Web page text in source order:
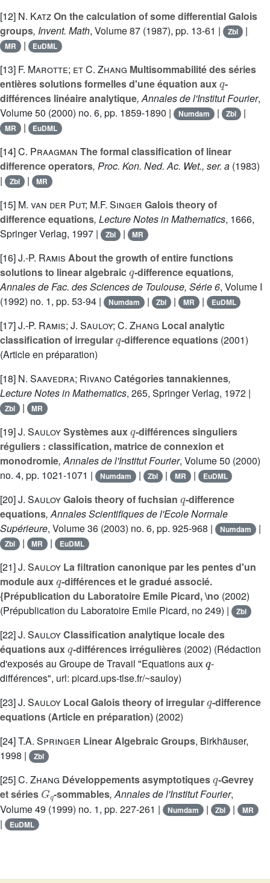
[12] N. KatzOn the calculation of some differential Galois
groups, Invent. Math, Volume 87 (1987), pp. 13-61 | Zbl |
MR | EuDML
[13] F. Marotte; et C. Zhang Multisommabilité des séries
entières solutions formelles d'une équation aux
q
-
différences linéaire analytique, Annales de l'Institut Fourier,
Volume 50 (2000) no. 6, pp. 1859-1890 | Numdam | Zbl |
MR | EuDML
[14]C. Praagman The formal classification of linear
difference operators, Proc. Kon. Ned. Ac. Wet., ser. a (1983)
|
Zbl | MR
[15] M. van der Put; M.F. Singer Galois theory of
difference equations, Lecture Notes in Mathematics, 1666,
Springer Verlag, 1997 |
Zbl | MR
[16]J.-P. Ramis About the growth of entire functions
solutions to linear algebraic
q
-difference equations,
Annales de Fac. des Sciences de Toulouse, Série 6, Volume I
(1992) no. 1, pp. 53-94 |
Numdam | Zbl | MR | EuDML
[17]J.-P. Ramis; J. Sauloy; C. Zhang Local analytic
classification of irregular
q
-difference equations(2001)
(Article en préparation)
[18] N. Saavedra; RivanoCatégories tannakiennes,
Lecture Notes in Mathematics, 265, Springer Verlag, 1972 |
Zbl | MR
[19]J. SauloySystèmes aux -différences singuliers
réguliers : classification, matrice de connexion et
monodromie, Annales de l'Institut Fourier, Volume 50 (2000)
no. 4, pp. 1021-1071 |
Numdam | Zbl | MR | EuDML
[20]J. SauloyGalois theory of fuchsian -difference
equations, Annales Scientifiques de l'Ecole Normale
Supérieure, Volume 36 (2003) no. 6, pp. 925-968 | Numdam |
Zbl | MR | EuDML
[21]J. Sauloy La filtration canonique par les pentes d'un
module aux
q
-différences et le gradué associé.
{Prépublication du Laboratoire Emile Picard, \no (2002)
(Prépublication du Laboratoire Emile Picard, no 249) |
Zbl
[22]J. SauloyClassification analytique locale des
équations aux
q
-différences irrégulières(2002) (Rédaction
d'exposés au Groupe de Travail "Equations aux
q
-
différences", url: picard.ups-tlse.fr/~sauloy)
[23]J. Sauloy Local Galois theory of irregular -difference
equations (Article en préparation) (2002)
[24]T.A. Springer Linear Algebraic Groups, Birkhäuser,
1998 |
Zbl
[25]C. Zhang Développements asymptotiques -Gevrey
et séries
Gq
-sommables, Annales de l'Institut Fourier,
Volume 49 (1999) no. 1, pp. 227-261 | Numdam | Zbl | MR
| EuDML